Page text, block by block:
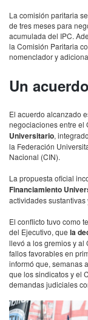
La comisión paritaria
de tres meses para
acumulada del IPC.
la Comisión Paritaria
nomenclador y
Un
El acuerdo alcanzado
negociaciones entre el
Universitario,
la Federación
Nacional (CIN).
La propuesta oficial
Financiamiento
actividades
El conflicto tuvo como
del Ejecutivo, que la
llevó a los gremios y al
fallos favorables en
informó que, semanas
que los sindicatos y el
demandas judiciales